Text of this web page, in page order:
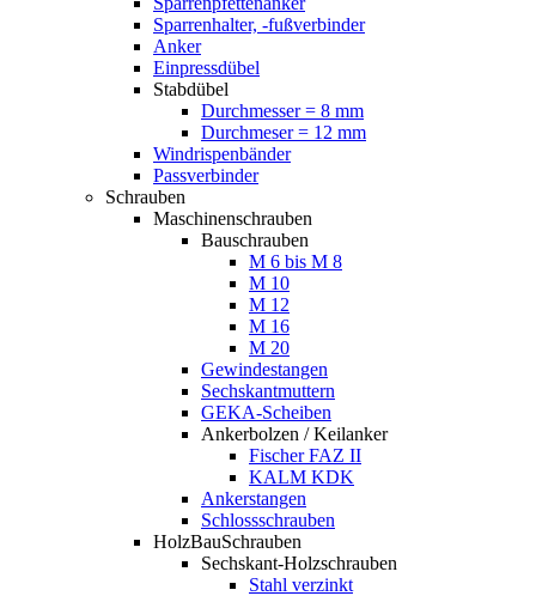
Sparrenhalter, -fußverbinder
Anker
Einpressdübel
Stabdübel
Durchmesser = 8 mm
Durchmeser = 12 mm
Windrispenbänder
Passverbinder
Schrauben
Maschinenschrauben
Bauschrauben
M 6 bis M 8
M 10
M 12
M 16
M 20
Gewindestangen
Sechskantmuttern
GEKA-Scheiben
Ankerbolzen / Keilanker
Fischer FAZ II
KALM KDK
Ankerstangen
Schlossschrauben
HolzBauSchrauben
Sechskant-Holzschrauben
Stahl verzinkt